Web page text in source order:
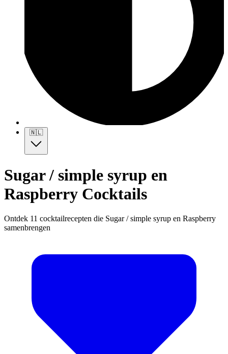
🇳🇱
Sugar / simple syrup en
Raspberry Cocktails
Ontdek 11 cocktailrecepten die Sugar / simple syrup en Raspberry
samenbrengen